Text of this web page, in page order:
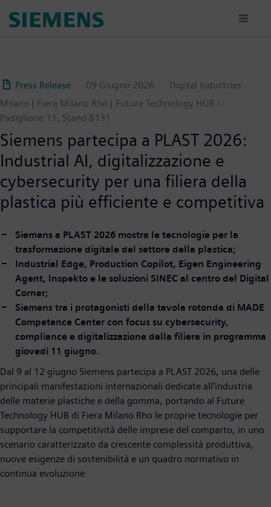
Press Release 09 Giugno 2026
Digital Industries
Milano | Fiera Milano Rho | Future Technology HUB -
Padiglione 11, Stand B131
Siemens partecipa a PLAST 2026:
Industrial AI, digitalizzazione e
cybersecurity per una filiera della
plastica più efficiente e competitiva
Siemens a PLAST 2026 mostra le tecnologie per la
trasformazione digitale del settore della plastica;
Industrial Edge, Production Copilot, Eigen Engineering
Agent, Inspekto e le soluzioni SINEC al centro del Digital
Corner;
Siemens tra i protagonisti della tavola rotonda di MADE
Competence Center con focus su cybersecurity,
compliance e digitalizzazione della filiera in programma
giovedì 11 giugno.
Dal 9 al 12 giugno Siemens partecipa a PLAST 2026, una delle
principali manifestazioni internazionali dedicate all’industria
delle materie plastiche e della gomma, portando al Future
Technology HUB di Fiera Milano Rho le proprie tecnologie per
supportare la competitività delle imprese del comparto, in uno
scenario caratterizzato da crescente complessità produttiva,
nuove esigenze di sostenibilità e un quadro normativo in
continua evoluzione.